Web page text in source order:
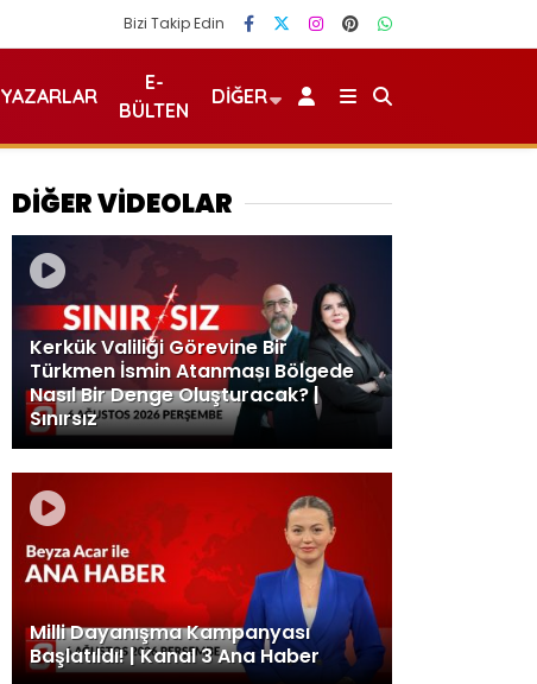
Bizi Takip Edin
YAZARLAR
E-
BÜLTEN
DIĞER
DİĞER VİDEOLAR
Kerkük Valiliği Görevine Bir
Türkmen İsmin Atanması Bölgede
Nasıl Bir Denge Oluşturacak? |
Sınırsız
Milli Dayanışma Kampanyası
Başlatıldı! | Kanal 3 Ana Haber